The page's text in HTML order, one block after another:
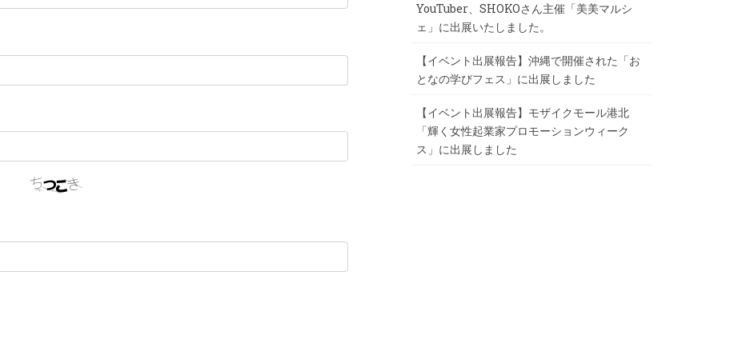
YouTuber、SHOKOさん主催「美美マルシ
ェ」に出展いたしました。
【イベント出展報告】沖縄で開催された「お
となの学びフェス」に出展しました
【イベント出展報告】モザイクモール港北
「輝く女性起業家プロモーションウィーク
ス」に出展しました